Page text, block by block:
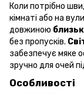
Коли потрібно
кімнаті або на
довжиною
без пропусків.
забезпечує мяке
зручно для очей
Особливості